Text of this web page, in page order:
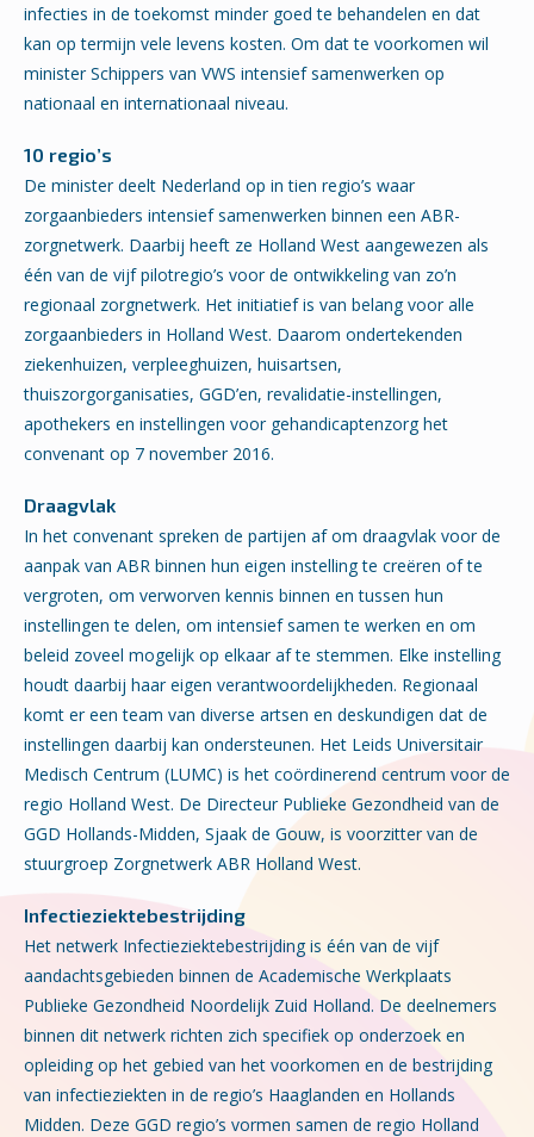
infecties in de toekomst minder goed te behandelen en dat
kan op termijn vele levens kosten. Om dat te voorkomen wil
minister Schippers van VWS intensief samenwerken op
nationaal en internationaal niveau.
10 regio’s
De minister deelt Nederland op in tien regio’s waar
zorgaanbieders intensief samenwerken binnen een ABR-
zorgnetwerk. Daarbij heeft ze Holland West aangewezen als
één van de vijf pilotregio’s voor de ontwikkeling van zo’n
regionaal zorgnetwerk. Het initiatief is van belang voor alle
zorgaanbieders in Holland West. Daarom ondertekenden
ziekenhuizen, verpleeghuizen, huisartsen,
thuiszorgorganisaties, GGD’en, revalidatie-instellingen,
apothekers en instellingen voor gehandicaptenzorg het
convenant op 7 november 2016.
Draagvlak
In het convenant spreken de partijen af om draagvlak voor de
aanpak van ABR binnen hun eigen instelling te creëren of te
vergroten, om verworven kennis binnen en tussen hun
instellingen te delen, om intensief samen te werken en om
beleid zoveel mogelijk op elkaar af te stemmen. Elke instelling
houdt daarbij haar eigen verantwoordelijkheden. Regionaal
komt er een team van diverse artsen en deskundigen dat de
instellingen daarbij kan ondersteunen. Het Leids Universitair
Medisch Centrum (LUMC) is het coördinerend centrum voor de
regio Holland West. De Directeur Publieke Gezondheid van de
GGD Hollands-Midden, Sjaak de Gouw, is voorzitter van de
stuurgroep Zorgnetwerk ABR Holland West.
Infectieziektebestrijding
Het netwerk Infectieziektebestrijding is één van de vijf
aandachtsgebieden binnen de Academische Werkplaats
Publieke Gezondheid Noordelijk Zuid Holland. De deelnemers
binnen dit netwerk richten zich specifiek op onderzoek en
opleiding op het gebied van het voorkomen en de bestrijding
van infectieziekten in de regio’s Haaglanden en Hollands
Midden. Deze GGD regio’s vormen samen de regio Holland